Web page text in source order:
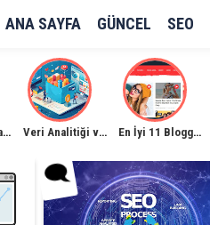
ANA SAYFA GÜNCEL SEO
Adsense Reklamlarını Lazy Load İle Geç Yükleme Veri Analitiği ve Büyük Veri Kullanımı En İyi 11 Blogger Haber Sitesi Teması
🗨️